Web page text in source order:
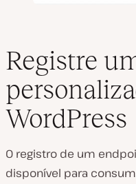
Registre
WordPress
O registro de um
disponível para